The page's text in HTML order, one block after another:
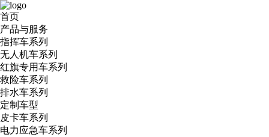
首页
产品与服务
指挥车系列
无人机车系列
红旗专用车系列
救险车系列
排水车系列
定制车型
皮卡车系列
电力应急车系列